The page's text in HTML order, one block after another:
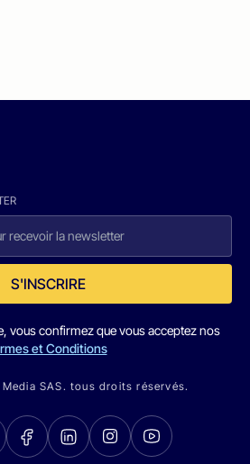
S'INSCRIRE
vous confirmez que vous acceptez nos
et Conditions
SAS. tous droits réservés.